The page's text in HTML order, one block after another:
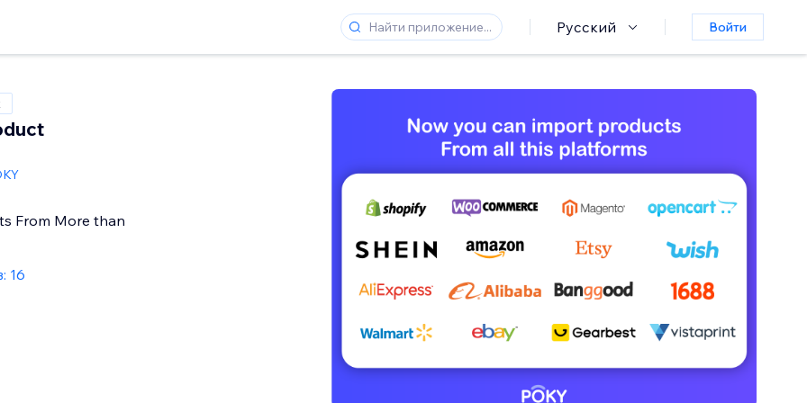
Русский Войти
From More than
16